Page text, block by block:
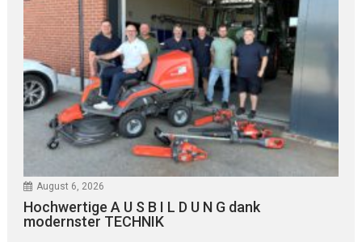
August 6, 2026
Hochwertige A U S B I L D U N G dank
modernster TECHNIK